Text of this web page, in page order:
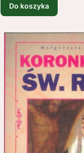
Do koszyka